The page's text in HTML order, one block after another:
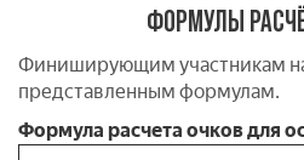
ФОРМУЛЫ
Финиширующим участникам
представленным формулам.
Формула расчета очков для